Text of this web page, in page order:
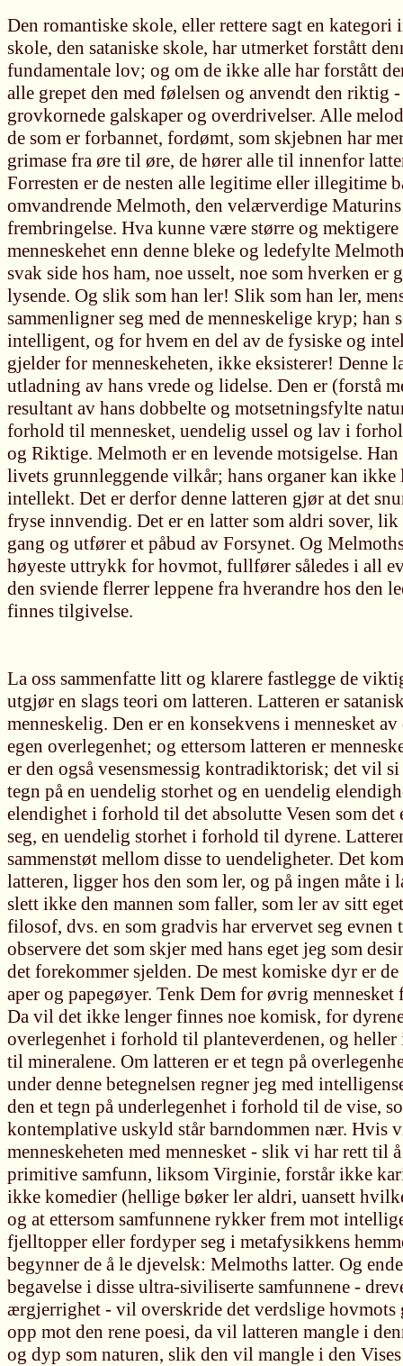
Den romantiske skole, eller rettere sagt en
skole, den sataniske skole, har utmerket forstått
fundamentale lov; og om de ikke alle har forstått
alle grepet den med følelsen og anvendt den riktig
grovkornede galskaper og overdrivelser. Alle
de som er forbannet, fordømt, som skjebnen har
grimase fra øre til øre, de hører alle til innenfor
Forresten er de nesten alle legitime eller illegitime
omvandrende Melmoth, den velærverdige Maturins
frembringelse. Hva kunne være større og
menneskehet enn denne bleke og ledefylte
svak side hos ham, noe usselt, noe som hverken er
lysende. Og slik som han ler! Slik som han ler,
sammenligner seg med de menneskelige kryp; han
intelligent, og for hvem en del av de fysiske og
gjelder for menneskeheten, ikke eksisterer! Denne
utladning av hans vrede og lidelse. Den er (forstå
resultant av hans dobbelte og motsetningsfylte
forhold til mennesket, uendelig ussel og lav i
og Riktige. Melmoth er en levende motsigelse.
livets grunnleggende vilkår; hans organer kan ikke
intellekt. Det er derfor denne latteren gjør at det
fryse innvendig. Det er en latter som aldri sover,
gang og utfører et påbud av Forsynet. Og
høyeste uttrykk for hovmot, fullfører således i all
den sviende flerrer leppene fra hverandre hos den
finnes tilgivelse.
La oss sammenfatte litt og klarere fastlegge de
utgjør en slags teori om latteren. Latteren er
menneskelig. Den er en konsekvens i mennesket
egen overlegenhet; og ettersom latteren er
er den også vesensmessig kontradiktorisk; det vil si
tegn på en uendelig storhet og en uendelig
elendighet i forhold til det absolutte Vesen som
seg, en uendelig storhet i forhold til dyrene.
sammenstøt mellom disse to uendeligheter. Det
latteren, ligger hos den som ler, og på ingen måte i
slett ikke den mannen som faller, som ler av sitt
filosof, dvs. en som gradvis har ervervet seg evnen
observere det som skjer med hans eget jeg som
det forekommer sjelden. De mest komiske dyr er
aper og papegøyer. Tenk Dem for øvrig
Da vil det ikke lenger finnes noe komisk, for
overlegenhet i forhold til planteverdenen, og
til mineralene. Om latteren er et tegn på
under denne betegnelsen regner jeg med
den et tegn på underlegenhet i forhold til de vise,
kontemplative uskyld står barndommen nær. Hvis
menneskeheten med mennesket - slik vi har rett til
primitive samfunn, liksom Virginie, forstår ikke
ikke komedier (hellige bøker ler aldri, uansett
og at ettersom samfunnene rykker frem mot
fjelltopper eller fordyper seg i metafysikkens
begynner de å le djevelsk: Melmoths latter. Og
begavelse i disse ultra-siviliserte samfunnene -
ærgjerrighet - vil overskride det verdslige hovmots
opp mot den rene poesi, da vil latteren mangle i
og dyp som naturen, slik den vil mangle i den